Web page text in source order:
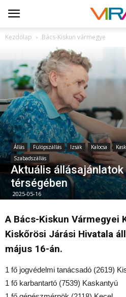
Kezdőlap Bács-Kiskun vármegye
Állás Fülöpszállás Izsák Kalocsa
Szabadszállás
Aktuális
térségében
2025-05-16
A Bács-Kiskun Vármegyei
Kiskőrösi Járási Hivatala
május 16-án.
1 fő jogvédelmi tanácsadó (2619)
1 fő karbantartó (7539) Kaskantyú